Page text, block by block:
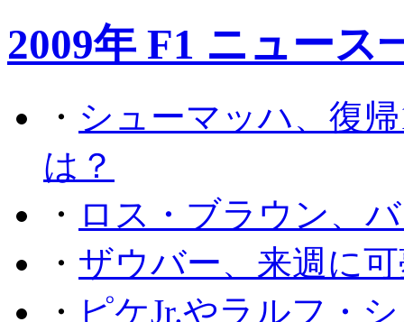
2009年 F1 ニュース
・ シューマッハ、復
は？
・ ロス・ブラウン、
・ ザウバー、来週に
・ ピケJr.やラルフ・